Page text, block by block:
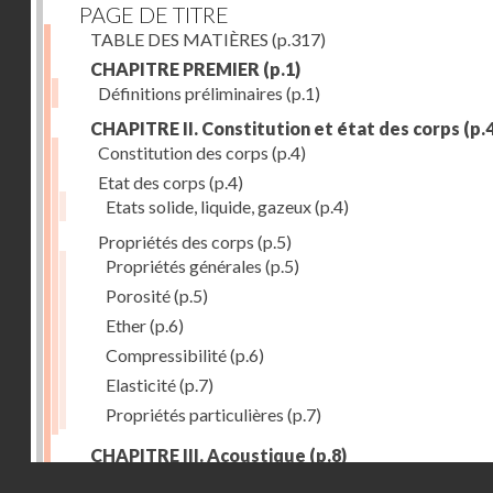
PAGE DE TITRE
TABLE DES MATIÈRES (p.317)
CHAPITRE PREMIER (p.1)
Définitions préliminaires (p.1)
CHAPITRE II. Constitution et état des corps
Constitution des corps (p.4)
Etat des corps (p.4)
Etats solide, liquide, gazeux(p.4)
Propriétés des corps (p.5)
Propriétés générales (p.5)
Porosité(p.5)
Ether(p.6)
Compressibilité(p.6)
Elasticité(p.7)
Propriétés particulières (p.7)
CHAPITRE III. Acoustique (p.8)